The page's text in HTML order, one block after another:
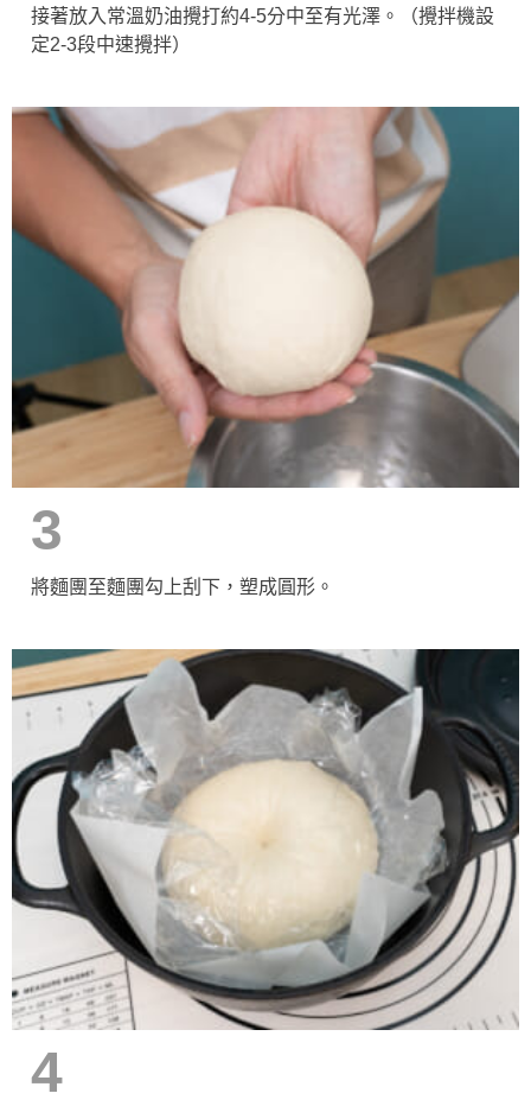
接著放入常溫奶油攪打約4-5分中至有光澤。（攪拌機設
定2-3段中速攪拌）
3
將麵團至麵團勾上刮下，塑成圓形。
4